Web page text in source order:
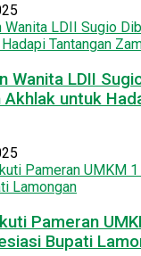
Wanita LDII
Akhlak untuk
Pameran
Bupati